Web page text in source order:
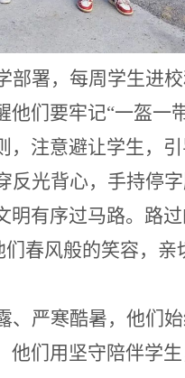
署，每周学生进校
们要牢记“一盔一
注意避让学生，引
光背心，手持停
有序过马路。路
们春风般的笑容，
严寒酷暑，他们
们用坚守陪伴学